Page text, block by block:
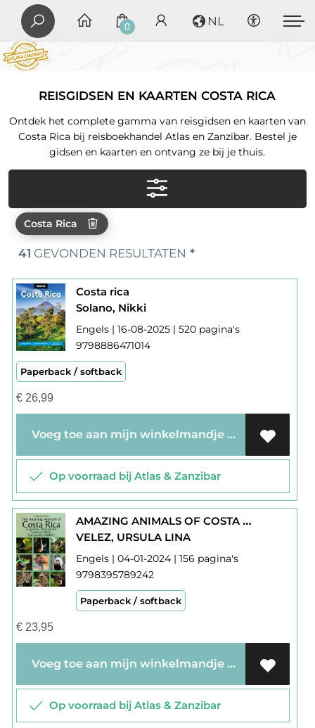
0 NL
REISGIDSEN EN KAARTEN COSTA RICA
Ontdek het complete gamma van reisgidsen en kaarten van
Costa Rica bij reisboekhandel Atlas en Zanzibar. Bestel je
gidsen en kaarten en ontvang ze bij je thuis.
Costa Rica
41 GEVONDEN RESULTATEN *
Costa rica
Solano, Nikki
Engels | 16-08-2025 | 520 pagina's
9798886471014
Paperback / softback
€26,99
Voeg toe aan mijn winkelmandje
Op voorraad bij Atlas & Zanzibar
AMAZING ANIMALS OF COSTA RICA : WILDLIFE
VELEZ, URSULA LINA
Engels | 04-01-2024 | 156 pagina's
9798395789242
Paperback / softback
€23,95
Voeg toe aan mijn winkelmandje
Op voorraad bij Atlas & Zanzibar